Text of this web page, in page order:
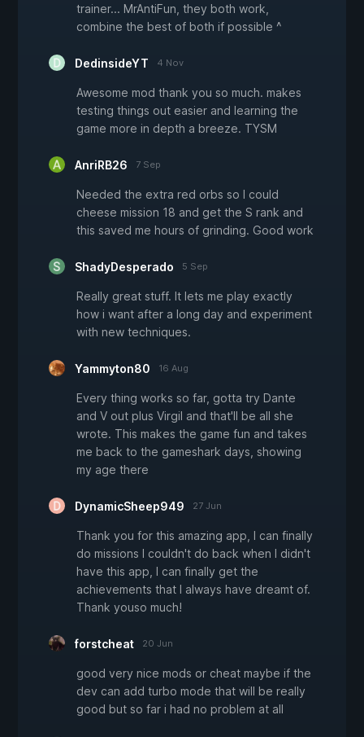
trainer... MrAntiFun, they both work,
combine the best of both if possible ^
DedinsideYT 4 Nov
Awesome mod thank you so much. makes
testing things out easier and learning the
game more in depth a breeze. TYSM
AnriRB26 7 Sep
Needed the extra red orbs so I could
cheese mission 18 and get the S rank and
this saved me hours of grinding. Good work
ShadyDesperado 5 Sep
Really great stuff. It lets me play exactly
how i want after a long day and experiment
with new techniques.
Yammyton80 16 Aug
Every thing works so far, gotta try Dante
and V out plus Virgil and that'll be all she
wrote. This makes the game fun and takes
me back to the gameshark days, showing
my age there
DynamicSheep949 27 Jun
Thank you for this amazing app, I can finally
do missions I couldn't do back when I didn't
have this app, I can finally get the
achievements that I always have dreamt of.
Thank youso much!
forstcheat 20 Jun
good very nice mods or cheat maybe if the
dev can add turbo mode that will be really
good but so far i had no problem at all